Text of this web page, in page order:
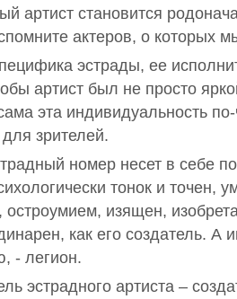
артист становится
актеров, о которых
эстрады, ее
артист был не просто
эта индивидуальность
зрителей.
номер несет в себе
тонок и точен,
остроумием, изящен,
как его создатель. А
- легион.
эстрадного артиста –